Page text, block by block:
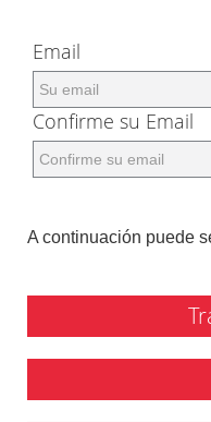
Email
Confirme su Email
A continuación puede